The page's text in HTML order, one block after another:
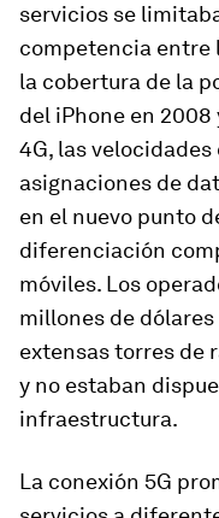
servicios se
competencia entre
la cobertura de la
del iPhone en 2008
4G, las velocidades
asignaciones de
en el nuevo punto
diferenciación
móviles. Los
millones de
extensas torres de
y no estaban
infraestructura.
La conexión 5G